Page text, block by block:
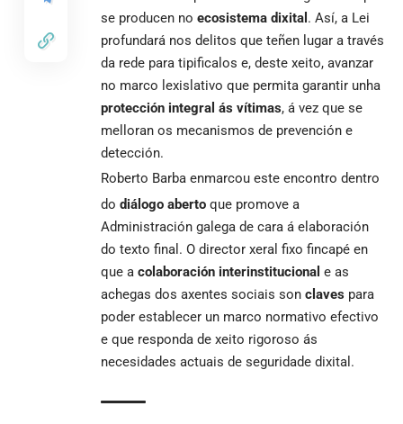
se producen no ecosistema dixital . Así, a Lei
profundará nos delitos que teñen lugar a través
da rede para tipificalos e, deste xeito, avanzar
no marco lexislativo que permita garantir unha
protección integral ás vítimas, á vez que se
melloran os mecanismos de prevención e
detección.
Roberto Barba enmarcou este encontro dentro
do diálogo aberto que promove a
Administración galega de cara á elaboración
do texto final. O director xeral fixo fincapé en
que a colaboración interinstitucional e as
achegas dos axentes sociais son claves para
poder establecer un marco normativo efectivo
e que responda de xeito rigoroso ás
necesidades actuais de seguridade dixital.